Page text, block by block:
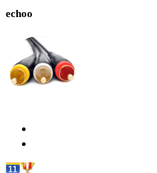
echoo